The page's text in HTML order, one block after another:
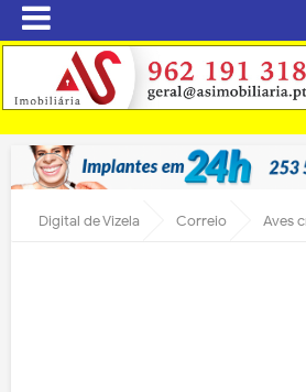
Digital de Vizela Correio Aves